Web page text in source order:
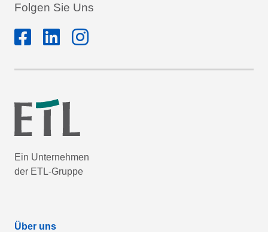
Folgen Sie Uns
Ein Unternehmen
der ETL-Gruppe
Über uns